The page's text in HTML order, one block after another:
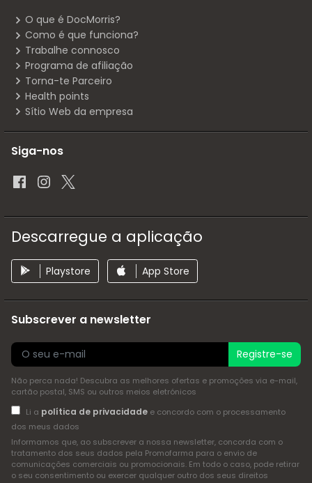
O que é DocMorris?
Como é que funciona?
Trabalhe connosco
Programa de afiliação
Torna-te Parceiro
Health points
Sítio Web da empresa
Siga-nos
Descarregue a aplicação
Playstore App Store
Subscrever a newsletter
Registre-se
Não perca nada! Descubra as melhores ofertas e promoções via e-mail,
cartão postal, SMS ou outros meios eletrónicos
Li a política de privacidadee concordo com o processamento
dos meus dados
Informamos que, ao subscrever a nossa newsletter, concorda com o
tratamento dos seus dados pela Promofarma para o envio de
comunicações comerciais ou promocionais. Em todo o caso, pode retirar
o seu consentimento ou exercer qualquer outro dos seus direitos